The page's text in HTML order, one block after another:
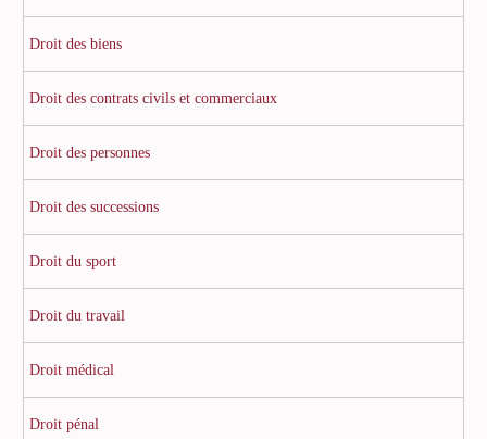
Droit des biens
Droit des contrats civils et commerciaux
Droit des personnes
Droit des successions
Droit du sport
Droit du travail
Droit médical
Droit pénal